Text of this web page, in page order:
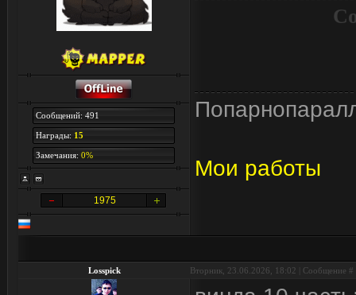
Сообщений: 491
Награды: 15
Замечания: 0%
1975
Мои работы
Losspick Вторник, 23.06.2026, 18:02 | Сообщение #